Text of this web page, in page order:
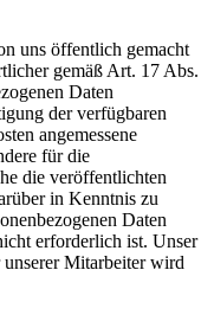
uns öffentlich gemacht
gemäß Art. 17 Abs.
Daten
der verfügbaren
angemessene
für die
die veröffentlichten
in Kenntnis zu
Daten
erforderlich ist. Unser
unserer Mitarbeiter wird